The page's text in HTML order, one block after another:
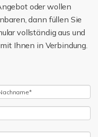
oder wollen
dann füllen Sie
vollständig aus und
Ihnen in Verbindung.